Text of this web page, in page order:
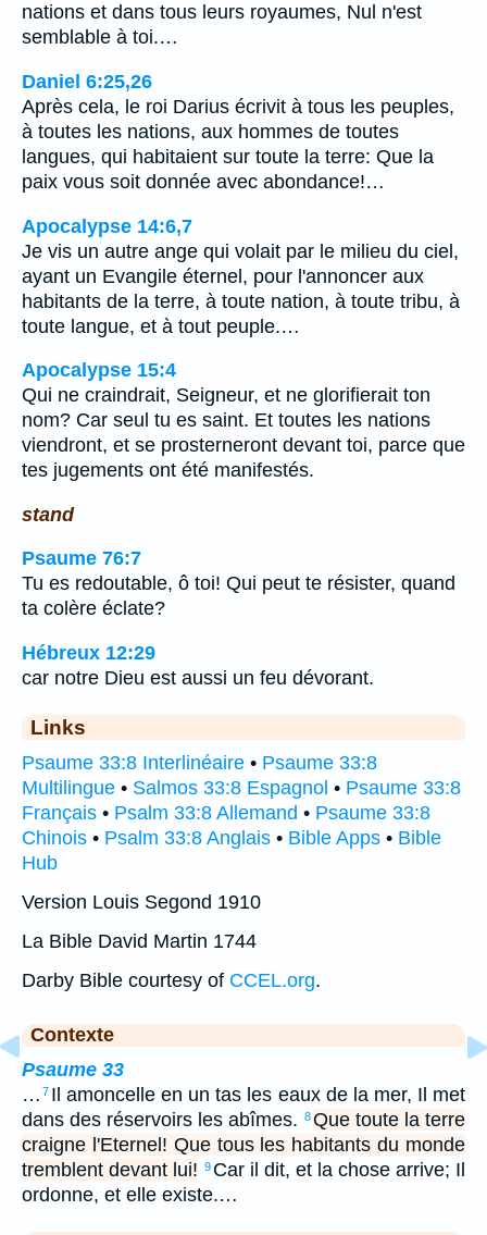
nations et dans tous leurs royaumes, Nul n'est
semblable à toi.…
Daniel 6:25,26
Après cela, le roi Darius écrivit à tous les peuples,
à toutes les nations, aux hommes de toutes
langues, qui habitaient sur toute la terre: Que la
paix vous soit donnée avec abondance!…
Apocalypse 14:6,7
Je vis un autre ange qui volait par le milieu du ciel,
ayant un Evangile éternel, pour l'annoncer aux
habitants de la terre, à toute nation, à toute tribu, à
toute langue, et à tout peuple.…
Apocalypse 15:4
Qui ne craindrait, Seigneur, et ne glorifierait ton
nom? Car seul tu es saint. Et toutes les nations
viendront, et se prosterneront devant toi, parce que
tes jugements ont été manifestés.
stand
Psaume 76:7
Tu es redoutable, ô toi! Qui peut te résister, quand
ta colère éclate?
Hébreux 12:29
car notre Dieu est aussi un feu dévorant.
Links
Psaume 33:8 Interlinéaire • Psaume 33:8
Multilingue • Salmos 33:8 Espagnol • Psaume 33:8
Français • Psalm 33:8 Allemand • Psaume 33:8
Chinois • Psalm 33:8 Anglais • Bible Apps • Bible
Hub
Version Louis Segond 1910
La Bible David Martin 1744
Darby Bible courtesy of CCEL.org.
Contexte
Psaume 33
… 7 Il amoncelle en un tas les eaux de la mer, Il met
dans des réservoirs les abîmes. 8Que toute la terre
craigne l'Eternel! Que tous les habitants du monde
tremblent devant lui! 9 Car il dit, et la chose arrive; Il
ordonne, et elle existe.…